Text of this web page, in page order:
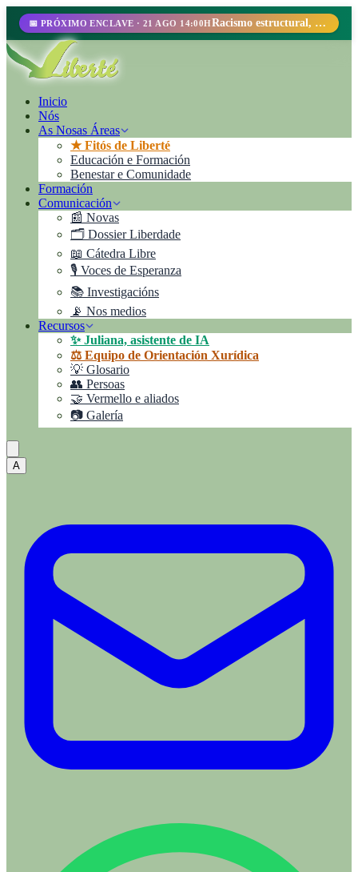
📅 PRÓXIMO ENCLAVE · 21 AGO 14:00H Racismo estructural, perfilamiento racial y abolicionismo carcelario.
Inicio
Nós
As Nosas Áreas
★ Fitós de Liberté
Educación e Formación
Benestar e Comunidade
Formación
Comunicación
📰 Novas
🗂️ Dossier Liberdade
📖 Cátedra Libre
🎙️ Voces de Esperanza
📚 Investigacións
📡 Nos medios
Recursos
✨ Juliana, asistente de IA
⚖️ Equipo de Orientación Xurídica
💡 Glosario
👥 Persoas
🤝 Vermello e aliados
📷 Galería
A